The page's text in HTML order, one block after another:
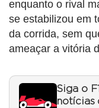
enquanto o rival
se estabilizou em
da corrida, sem
ameaçar a vitória
Siga o
notícias